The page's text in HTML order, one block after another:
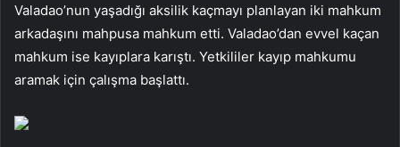
Valadao’nun yaşadığı aksilik kaçmayı planlayan iki mahkum
arkadaşını mahpusa mahkum etti. Valadao’dan evvel kaçan
mahkum ise kayıplara karıştı. Yetkililer kayıp mahkumu
aramak için çalışma başlattı.